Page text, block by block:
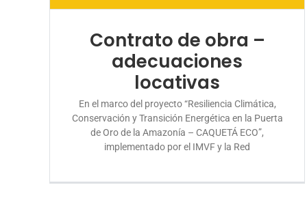
Contrato de obra –
adecuaciones
locativas
En el marco del proyecto “Resiliencia Climática,
Conservación y Transición Energética en la Puerta
de Oro de la Amazonía – CAQUETÁ ECO”,
implementado por el IMVF y la Red